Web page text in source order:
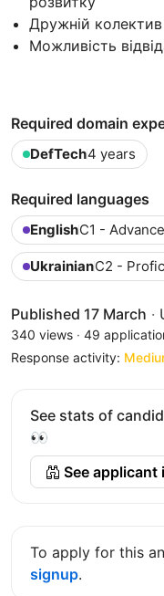
Дружній
Можливість
Required domain
DefTech4 years
Required languages
EnglishC1 -
UkrainianC2 -
Published 17 March ·
340 views · 49
Response activity:
See stats of
👀
See applicant
To apply for this
signup.